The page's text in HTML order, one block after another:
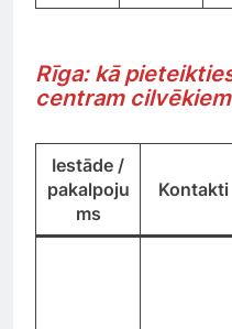
Rīga: kā
centram
Iestāde /
pakalpoju
ms
Kontakti